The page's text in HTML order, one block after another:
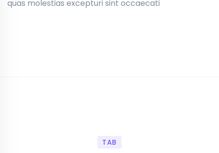
quas molestias excepturi sint occaecati
TAB